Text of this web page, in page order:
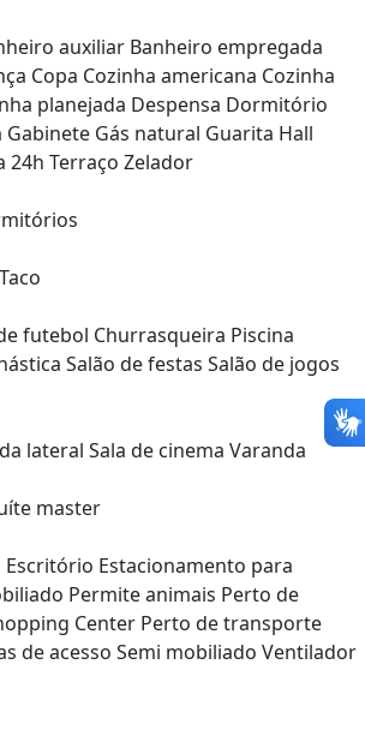
auxiliar Banheiro empregada
Copa Cozinha americana Cozinha
planejada Despensa Dormitório
Gabinete Gás natural Guarita Hall
24h Terraço Zelador
Taco
futebol Churrasqueira Piscina
Salão de festas Salão de jogos
lateral Sala de cinema Varanda
master
Escritório Estacionamento para
Permite animais Perto de
Center Perto de transporte
de acesso Semi mobiliado Ventilador